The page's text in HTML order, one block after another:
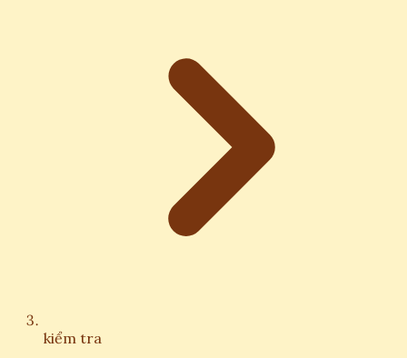
kiểm tra